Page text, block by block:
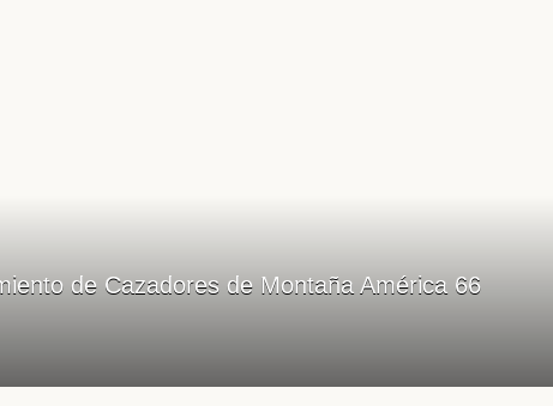
de Cazadores de Montaña América 66